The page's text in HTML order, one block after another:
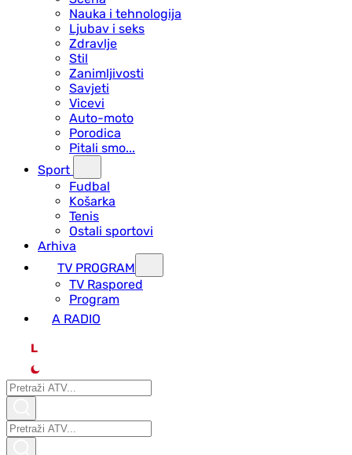
Nauka i tehnologija
Ljubav i seks
Zdravlje
Stil
Zanimljivosti
Savjeti
Vicevi
Auto-moto
Porodica
Pitali smo...
Sport
Fudbal
Košarka
Tenis
Ostali sportovi
Arhiva
TV PROGRAM
ТV Raspored
Program
A RADIO
L